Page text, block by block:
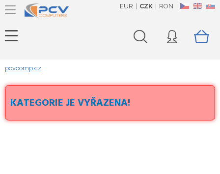
CZ EN SK
EUR CZK RON
pcvcomp.cz
KATEGORIE JE VYŘAZENA!